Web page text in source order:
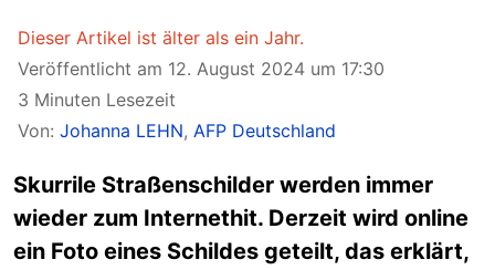
Dieser Artikel ist älter als ein Jahr.
Veröffentlicht am 12. August 2024 um 17:30
3 Minuten Lesezeit
Von: Johanna LEHN, AFP Deutschland
Skurrile Straßenschilder werden immer
wieder zum Internethit. Derzeit wird online
ein Foto eines Schildes geteilt, das erklärt,